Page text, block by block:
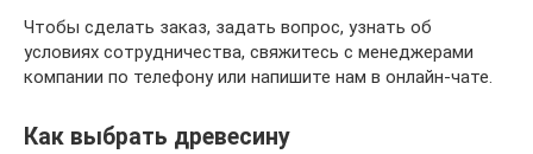
Чтобы сделать заказ, задать вопрос, узнать об
условиях сотрудничества, свяжитесь с менеджерами
компании по телефону или напишите нам в онлайн-чате.
Как выбрать древесину